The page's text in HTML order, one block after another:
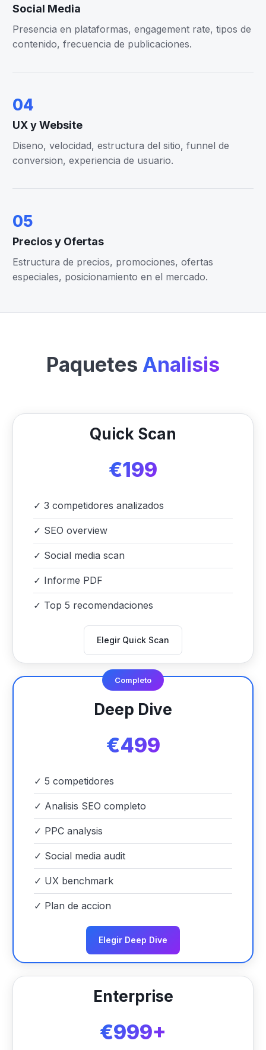
Social Media
Presencia en plataformas, engagement rate, tipos de
contenido, frecuencia de publicaciones.
04
UX y Website
Diseno, velocidad, estructura del sitio, funnel de
conversion, experiencia de usuario.
05
Precios y Ofertas
Estructura de precios, promociones, ofertas
especiales, posicionamiento en el mercado.
Paquetes Analisis
Quick Scan
€199
✓ 3 competidores analizados
✓ SEO overview
✓ Social media scan
✓ Informe PDF
✓ Top 5 recomendaciones
Elegir Quick Scan
Completo
Deep Dive
€499
✓ 5 competidores
✓ Analisis SEO completo
✓ PPC analysis
✓ Social media audit
✓ UX benchmark
✓ Plan de accion
Elegir Deep Dive
Enterprise
€999+